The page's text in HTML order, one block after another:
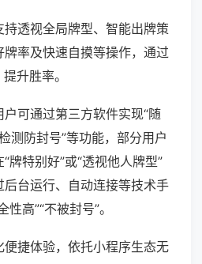
透视全局牌型、智能出牌策
率及快速自摸等操作，通过
升胜率。
可通过第三方软件实现“随
测防封号”等功能，部分用户
牌特别好”或“透视他人牌型”
台运行、自动连接等技术手
高”“不被封号”。
捷体验，依托小程序生态无